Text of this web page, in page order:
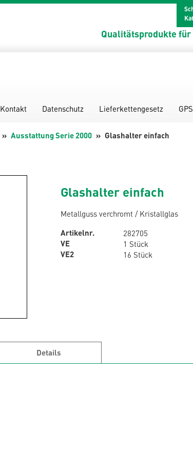
Qualitätsprodukte für
Kontakt Datenschutz Lieferkettengesetz
Ausstattung Serie 2000 Glashalter einfach
Glashalter einfach
Metallguss verchromt / Kristallglas
Artikelnr.
282705
VE
1 Stück
VE2
16 Stück
Details